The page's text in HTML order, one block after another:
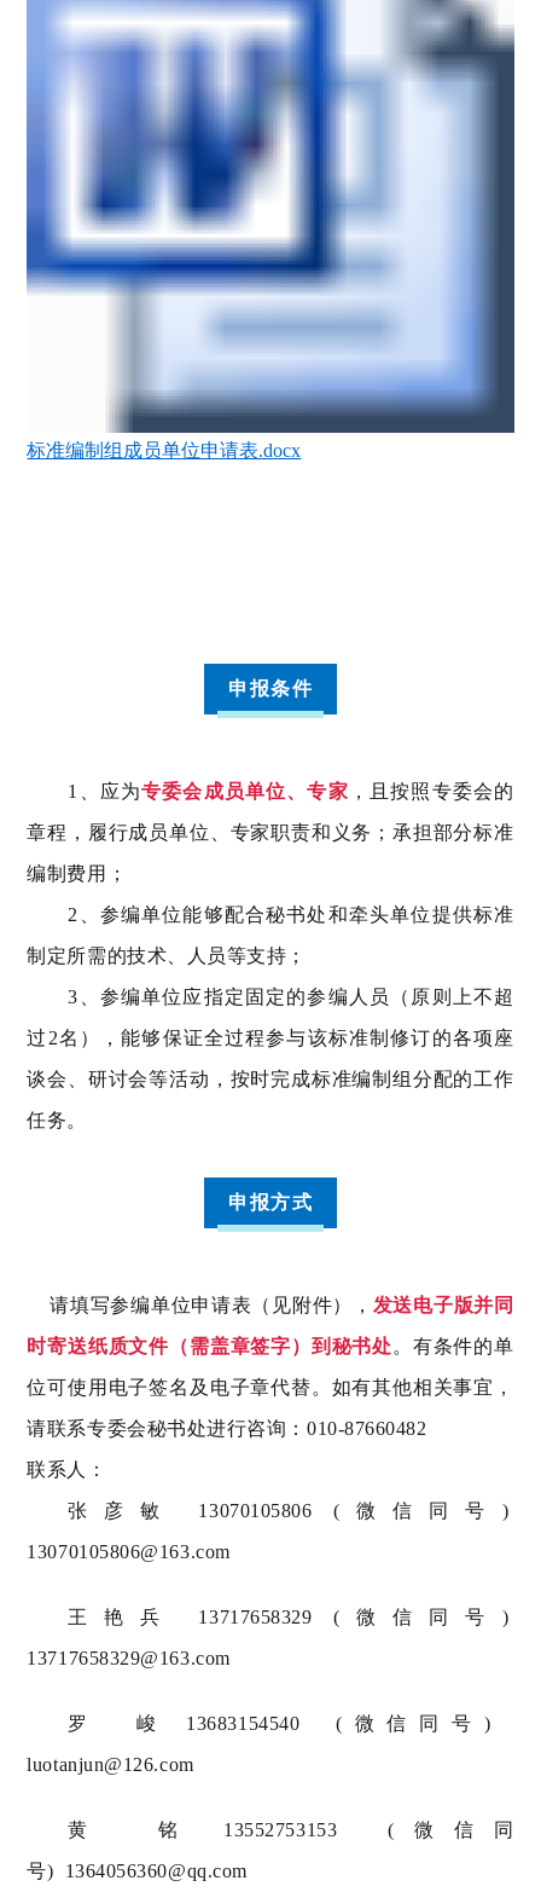
标准编制组成员单位申请表.docx
申报条件
1、应为专委会成员单位、专家 ，且按照专委会的
章程，履行成员单位、专家职责和义务；承担部分标准
编制费用；
2、参编单位能够配合秘书处和牵头单位提供标准
制定所需的技术、人员等支持；
3、参编单位应指定固定的参编人员（原则上不超
过2名），能够保证全过程参与该标准制修订的各项座
谈会、研讨会等活动，按时完成标准编制组分配的工作
任务。
申报方式
请填写参编单位申请表（见附件）， 发送电子版并同
时寄送纸质文件（需盖章签字）到秘书处。有条件的单
位可使用电子签名及电子章代替。 如有其他相关事宜，
请联系专委会秘书处进行咨询：010-87660482
联系人：
张彦敏 13070105806 (微信同号)
13070105806@163.com
王艳兵 13717658329 (微信同号)
13717658329@163.com
罗 峻 13683154540
(微信同号)
luotanjun@126.com
黄 铭 13552753153(微信同
号)
1364056360@qq.com